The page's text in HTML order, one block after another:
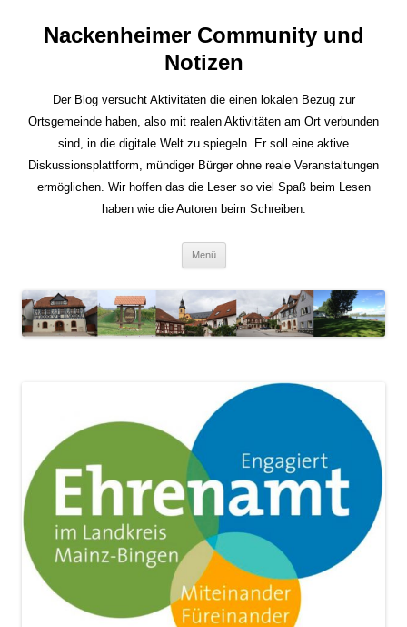
Nackenheimer Community und
Notizen
Der Blog versucht Aktivitäten die einen lokalen Bezug zur
Ortsgemeinde haben, also mit realen Aktivitäten am Ort verbunden
sind, in die digitale Welt zu spiegeln. Er soll eine aktive
Diskussionsplattform, mündiger Bürger ohne reale Veranstaltungen
ermöglichen. Wir hoffen das die Leser so viel Spaß beim Lesen
haben wie die Autoren beim Schreiben.
Menü